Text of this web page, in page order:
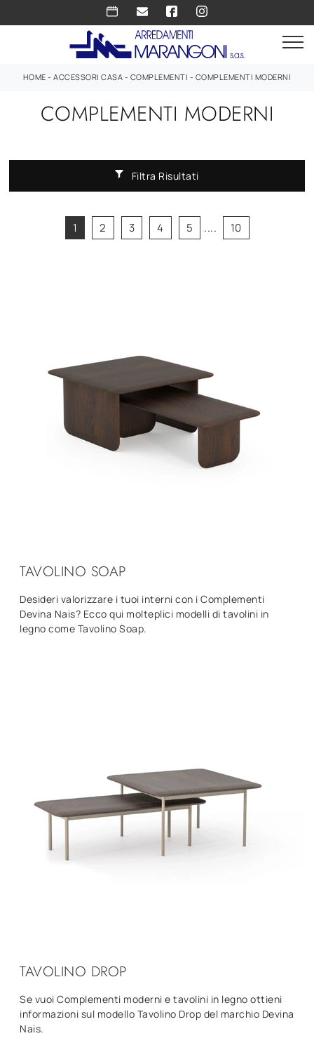
HOME -ACCESSORI CASA - COMPLEMENTI - COMPLEMENTI MODERNI
COMPLEMENTI MODERNI
Filtra Risultati
1 2 3 4 5 .... 10
TAVOLINO SOAP
Desideri valorizzare i tuoi interni con i Complementi
Devina Nais? Ecco qui molteplici modelli di tavolini in
legno come Tavolino Soap.
TAVOLINO DROP
Se vuoi Complementi moderni e tavolini in legno ottieni
informazioni sul modello Tavolino Drop del marchio Devina
Nais.